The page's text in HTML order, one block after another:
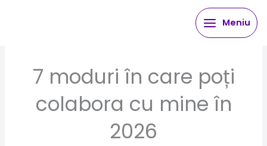
Meniu
7 moduri în care poți
colabora cu mine în
2026